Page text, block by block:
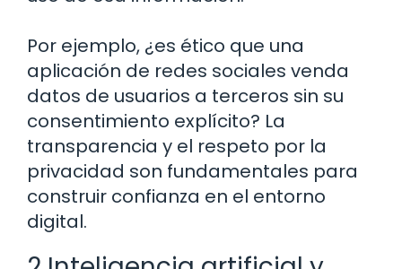
Por ejemplo, ¿es ético que una
aplicación de redes sociales venda
datos de usuarios a terceros sin su
consentimiento explícito? La
transparencia y el respeto por la
privacidad son fundamentales para
construir confianza en el entorno
digital.